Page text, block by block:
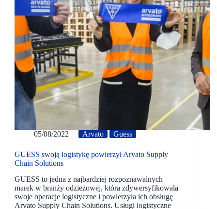
05/08/2022 Arvato Guess
GUESS swoją logistykę powierzył Arvato Supply
Chain Solutions
GUESS to jedna z najbardziej rozpoznawalnych
marek w branży odzieżowej, która zdywersyfikowała
swoje operacje logistyczne i powierzyła ich obsługę
Arvato Supply Chain Solutions. Usługi logistyczne